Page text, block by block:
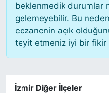
beklenmedik durumlar
gelemeyebilir. Bu
eczanenin açık
teyit etmeniz iyi bir fikir
İzmir Diğer İlçeler